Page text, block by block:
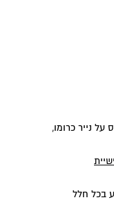
על נייר כרומו,
בכל חלל